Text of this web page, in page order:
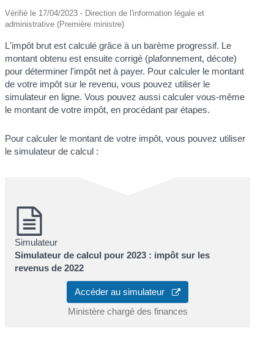
Vérifié le 17/04/2023 - Direction de l'information légale et
administrative (Première ministre)
L'impôt brut est calculé grâce à un barème progressif. Le
montant obtenu est ensuite corrigé (plafonnement, décote)
pour déterminer l'impôt net à payer. Pour calculer le montant
de votre impôt sur le revenu, vous pouvez utiliser le
simulateur en ligne. Vous pouvez aussi calculer vous-même
le montant de votre impôt, en procédant par étapes.
Pour calculer le montant de votre impôt, vous pouvez utiliser
le simulateur de calcul :
Simulateur
Simulateur de calcul pour 2023 : impôt sur les
revenus de 2022
Accéder au simulateur
Ministère chargé des finances